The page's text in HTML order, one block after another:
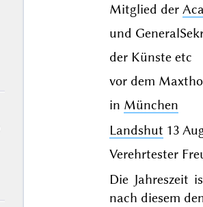
Mitglied der
und
der Künste etc
vor dem
in München
Landshut 13
Verehrtester
Die Jahreszeit
nach diesem